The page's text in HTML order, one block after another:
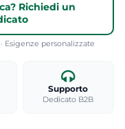
Richiedi un
Esigenze personalizzate
Supporto
Dedicato B2B